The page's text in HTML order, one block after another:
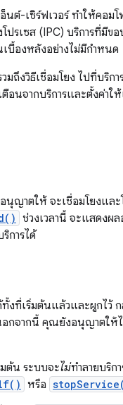
ต์-เซิร์ฟเวอร์ ทำให้คอม
ปรเซส (IPC) บริการที่มี
บื้องหลังอย่างไม่มีกำหนด
วมถึงวิธีเชื่อมโยง ไปที่บ
อนจากบริการและตั้งค่าใ
นุญาตให้ จะเชื่อมโยงแล
ช่วงเวลานี้ จะแสดงผ
การได้
งที่เริ่มต้นแล้วและผูกไว้
กจากนี้ คุณยังอนุญาตให้ไ
ต้น ระบบจะไม่ทำลายบริก
หรือ